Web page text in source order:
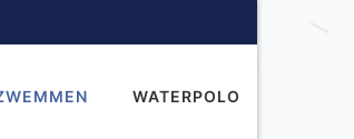
WATERPOLO